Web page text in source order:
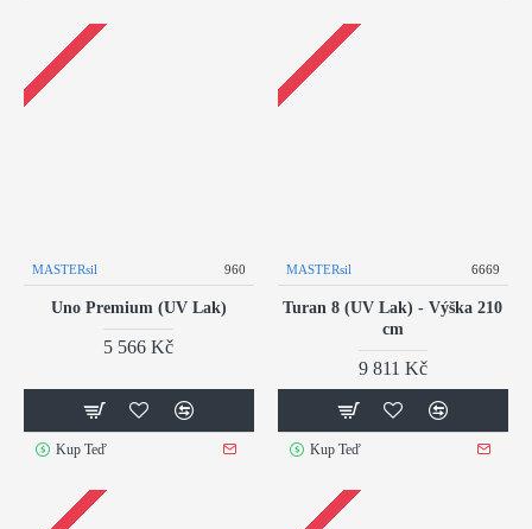
MASTERsil 960
Uno Premium (UV Lak)
5 566 Kč
Kup Teď
MASTERsil 6669
Turan 8 (UV Lak) - Výška 210
cm
9 811 Kč
Kup Teď